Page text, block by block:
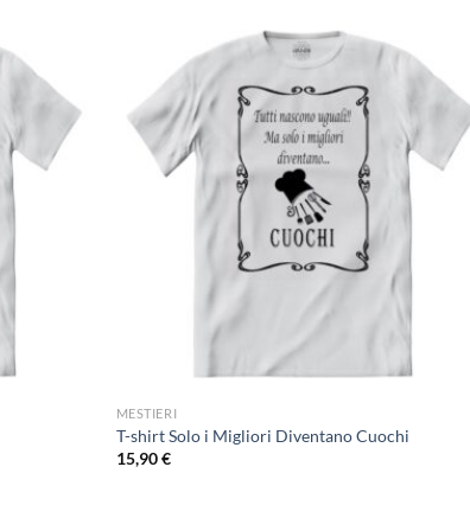
MESTIERI
T-shirt Solo i Migliori Diventano Cuochi
15,90€